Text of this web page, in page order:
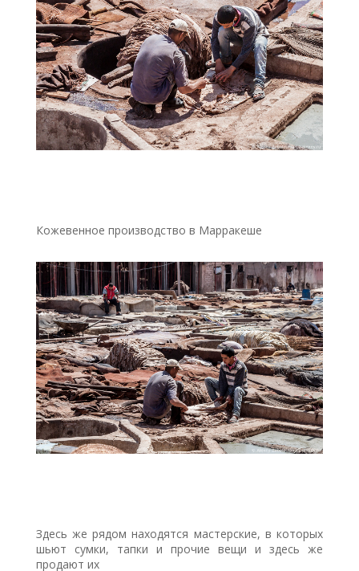
Кожевенное производство в Марракеше
Здесь же рядом находятся мастерские, в которых
шьют сумки, тапки и прочие вещи и здесь же
продают их